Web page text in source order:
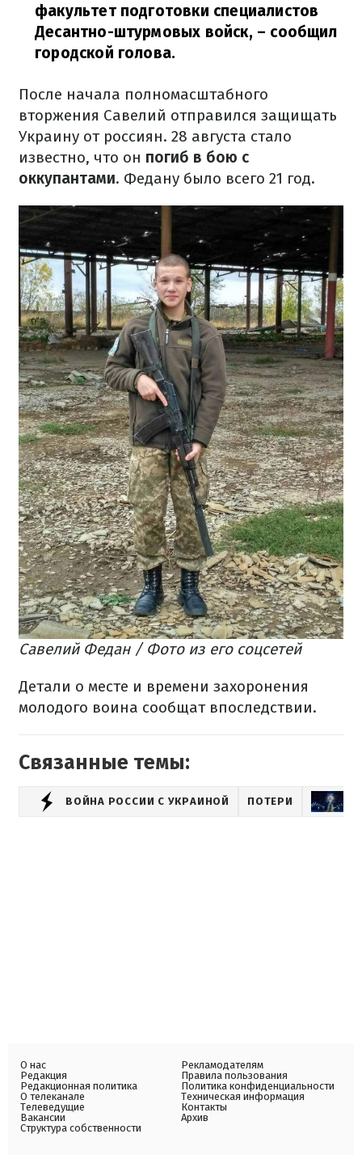
факультет подготовки специалистов
Десантно-штурмовых войск, – сообщил
городской голова.
После начала полномасштабного
вторжения Савелий отправился защищать
Украину от россиян. 28 августа стало
известно, что он погиб в бою с
оккупантами. Федану было всего 21 год.
Савелий Федан / Фото из его соцсетей
Детали о месте и времени захоронения
молодого воина сообщат впоследствии.
Связанные темы:
ВОЙНА РОССИИ С УКРАИНОЙ ПОТЕРИ
О нас
Редакция
Редакционная политика
О телеканале
Телеведущие
Вакансии
Структура собственности
Рекламодателям
Правила пользования
Политика конфиденциальности
Техническая информация
Контакты
Архив